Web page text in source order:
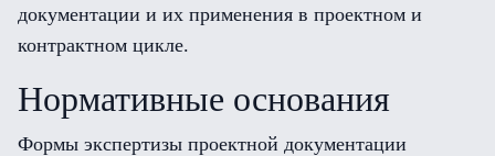
документации и их применения в проектном и
контрактном цикле.
Нормативные основания
Формы экспертизы проектной документации